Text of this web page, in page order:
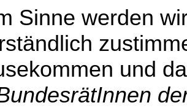
Sinne werden
und